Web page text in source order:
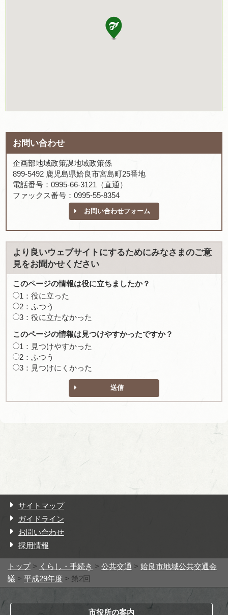
お問い合わせ
企画部地域政策課地域政策係
899-5492 鹿児島県姶良市宮島町25番地
電話番号：0995-66-3121（直通）
ファックス番号：0995-55-8354
お問い合わせフォーム
より良いウェブサイトにするためにみなさまのご意
見をお聞かせください
このページの情報は役に立ちましたか？
1：役に立った
2：ふつう
3：役に立たなかった
このページの情報は見つけやすかったですか？
1：見つけやすかった
2：ふつう
3：見つけにくかった
送信
サイトマップ
ガイドライン
お問い合わせ
採用情報
トップ> くらし・手続き > 公共交通 > 姶良市地域公共交通会
議 > 平成29年度 > 第2回
市役所の案内